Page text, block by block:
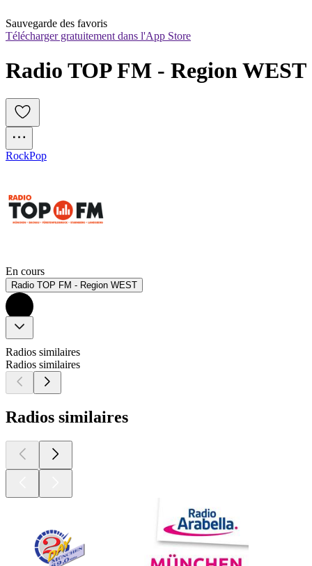
Sauvegarde des favoris
Télécharger gratuitement dans l'App Store
Radio TOP FM - Region WEST
RockPop
En cours
Radio TOP FM - Region WEST
Radios similaires
Radios similaires
Radios similaires